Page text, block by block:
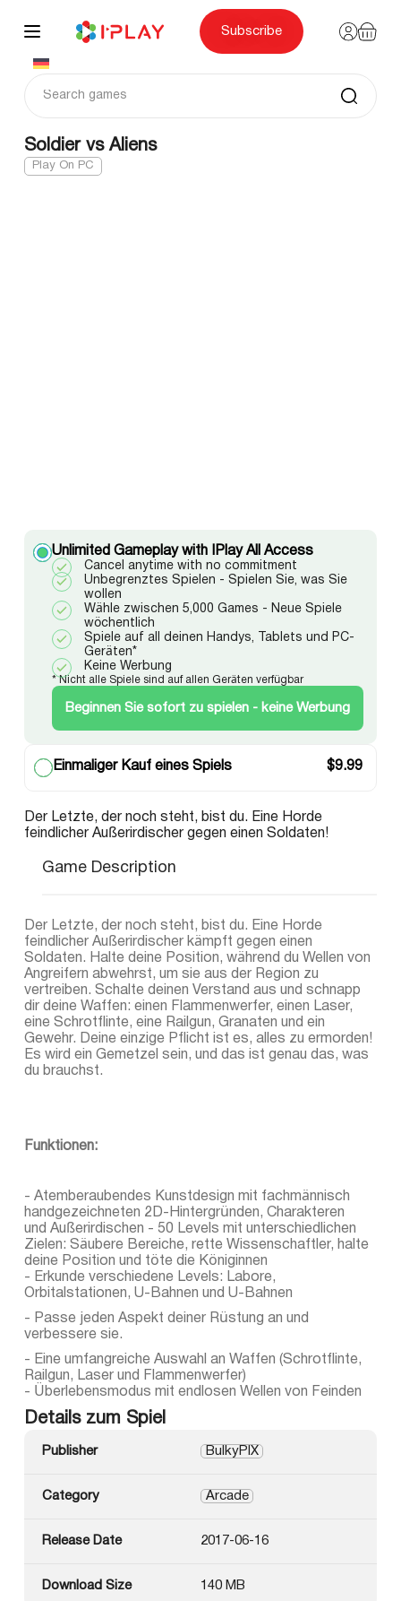
content
Subscribe
Soldier vs Aliens
Play On PC
Unlimited Gameplay with IPlay All Access
Cancel anytime with no commitment
Unbegrenztes Spielen - Spielen Sie, was Sie
wollen
Wähle zwischen 5,000 Games - Neue Spiele
wöchentlich
Spiele auf all deinen Handys, Tablets und PC-
Geräten*
Keine Werbung
* Nicht alle Spiele sind auf allen Geräten verfügbar
Beginnen Sie sofort zu spielen - keine Werbung
Einmaliger Kauf eines Spiels $9.99
Der Letzte, der noch steht, bist du. Eine Horde
feindlicher Außerirdischer gegen einen Soldaten!
Game Description
Der Letzte, der noch steht, bist du. Eine Horde
feindlicher Außerirdischer kämpft gegen einen
Soldaten. Halte deine Position, während du Wellen von
Angreifern abwehrst, um sie aus der Region zu
vertreiben. Schalte deinen Verstand aus und schnapp
dir deine Waffen: einen Flammenwerfer, einen Laser,
eine Schrotflinte, eine Railgun, Granaten und ein
Gewehr. Deine einzige Pflicht ist es, alles zu ermorden!
Es wird ein Gemetzel sein, und das ist genau das, was
du brauchst.
Funktionen:
- Atemberaubendes Kunstdesign mit fachmännisch
handgezeichneten 2D-Hintergründen, Charakteren
und Außerirdischen - 50 Levels mit unterschiedlichen
Zielen: Säubere Bereiche, rette Wissenschaftler, halte
deine Position und töte die Königinnen
- Erkunde verschiedene Levels: Labore,
Orbitalstationen, U-Bahnen und U-Bahnen
- Passe jeden Aspekt deiner Rüstung an und
verbessere sie.
- Eine umfangreiche Auswahl an Waffen (Schrotflinte,
Railgun, Laser und Flammenwerfer)
- Überlebensmodus mit endlosen Wellen von Feinden
Details zum Spiel
Publisher BulkyPIX
Category Arcade
Release Date 2017-06-16
Download Size 140 MB